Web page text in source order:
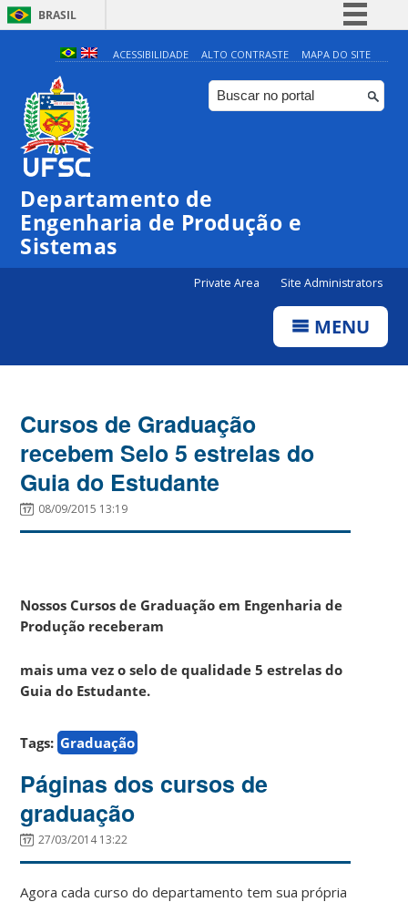
BRASIL
Simplifique!
Comunica BR
Participe
ACESSIBILIDADE ALTO CONTRASTE MAPA DO SITE
Departamento de
Engenharia de Produção e
Sistemas
Private Area Site Administrators
MENU
Cursos de Graduação
recebem Selo 5 estrelas do
Guia do Estudante
08/09/2015 13:19
Nossos Cursos de Graduação em Engenharia de
Produção receberam
mais uma vez o selo de qualidade 5 estrelas do
Guia do Estudante.
Tags: Graduação
Páginas dos cursos de
graduação
27/03/2014 13:22
Agora cada curso do departamento tem sua própria